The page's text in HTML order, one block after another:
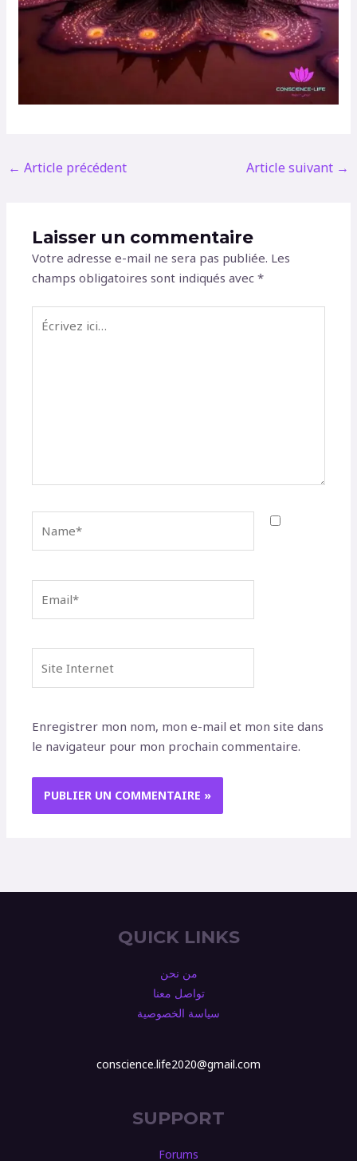
← Article précédent Article suivant →
Laisser un commentaire
Votre adresse e-mail ne sera pas publiée. Les
champs obligatoires sont indiqués avec*
ici…
Internet
Enregistrer mon nom, mon e-mail et mon site dans
le navigateur pour mon prochain commentaire.
QUICK LINKS
من نحن
تواصل معنا
سياسة الخصوصية
conscience.life2020@gmail.com
SUPPORT
Forums